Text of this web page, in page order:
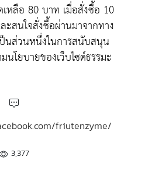
หลือ 80 บาท เมื่อสั่งซื้อ 10
สนใจสั่งซื้อผ่านมาจากทาง
ป็นส่วนหนึ่งในการสนับสนุน
โยบายของเว็บไซด์ธรรมะ
friutenzyme/
3,377